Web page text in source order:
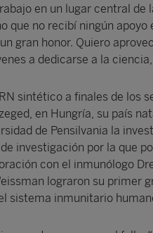
en un lugar central de
que no recibí ningún
gran honor. Quiero
a dedicarse a la
sintético a finales de los
en Hungría, su país
de Pensilvania la
investigación por la que
con el inmunólogo
lograron su primer
sistema inmunitario